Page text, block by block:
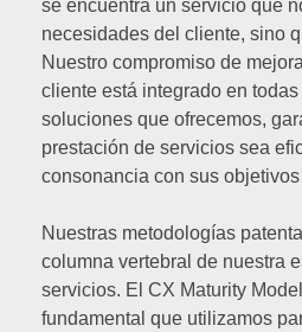
se encuentra un servicio que
necesidades del cliente, sino
Nuestro compromiso de
cliente está integrado en
soluciones que ofrecemos,
prestación de servicios sea
consonancia con sus
Nuestras metodologías
columna vertebral de nuestra
servicios. El CX Maturity
fundamental que utilizamos